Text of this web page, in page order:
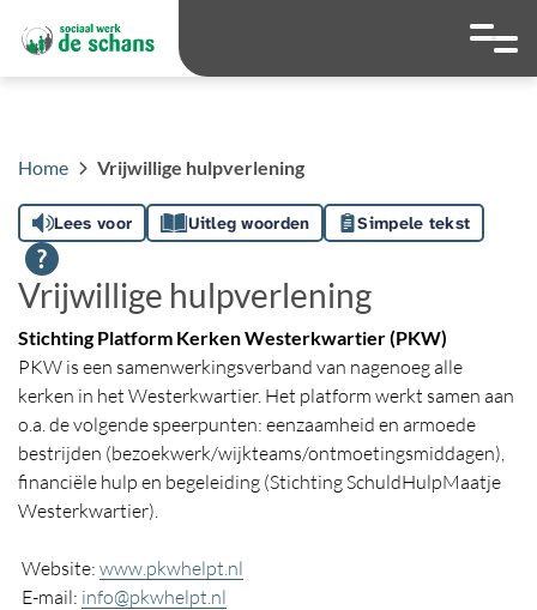
Hoog contrast
Ga naar
Home Vrijwillige hulpverlening
Lees voor Uitleg woorden Simpele tekst
Vrijwillige hulpverlening
Stichting Platform Kerken Westerkwartier (PKW)
PKW is een samenwerkingsverband van nagenoeg alle
kerken in het Westerkwartier. Het platform werkt samen aan
o.a. de volgende speerpunten: eenzaamheid en armoede
bestrijden (bezoekwerk/wijkteams/ontmoetingsmiddagen),
financiële hulp en begeleiding (Stichting SchuldHulpMaatje
Westerkwartier).
Website: www.pkwhelpt.nl
E-mail: info@pkwhelpt.nl